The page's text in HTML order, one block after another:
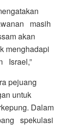
masih
akan
menghadapi
Israel,”
pejuang
untuk
Dalam
spekulasi